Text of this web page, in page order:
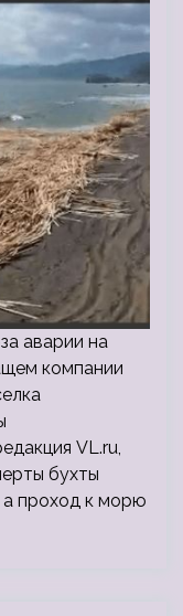
аварии на
компании
VL.ru,
бухты
а проход к морю